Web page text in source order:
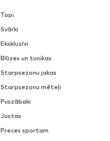
Topi
Svārki
Ekskluzīvi
Blūzes un tunikas
Starpsezonu jakas
Starpsezonu mēteļi
Puszābaki
Jostas
Preces sportam